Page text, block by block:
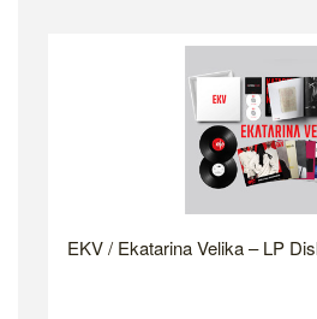
EKV / Ekatarina Velika – LP